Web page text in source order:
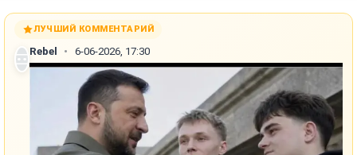
ЛУЧШИЙ КОММЕНТАРИЙ
Rebel 6-06-2026, 17:30